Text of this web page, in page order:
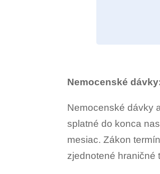
Nemocenské
Nemocenské dávky
splatné do konca
mesiac. Zákon
zjednotené hraničné